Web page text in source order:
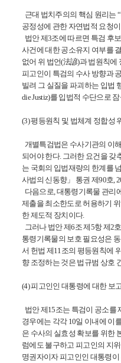
근대 법치주의의 핵심 원리는
공정성에 관한 자연법적 요청
법안 제3조에 따르면 특검 후
사건에 대한 공소유지 여부를
없어 위 법언(法諺)과 법원칙
피고인이 특검의 수사 방향과
빌려 그 실질을 파괴하는 입법
die Justiz)를 입법적 수단으로
(3) 평등원칙 및 법체계 정합성
개별특검법은 수사기관의 이
되어야 한다. 그러한 요건을 갖
는 국회의 입법재량의 한계를
사법의 신동향」 통권 제90호,
다음으로, 대통령기록물 관리
제출을 최소한도로 허용하기
한 제도적 장치이다.
그러나 법안 제6조 제5항 제2
통령기록물의 보호 필요성은
서 헌법 제11조의 평등원칙에
향 조정하는 것은 법규범 상호
(4) 피고인인 대통령에 대한 보
법안 제15조는 특검이 공소를
경우에는 각각 10일 이내에 이
은 수사의 실효성 확보를 위한
럼에도 불구하고 피고인의 지
명권자이자 피고인인 대통령